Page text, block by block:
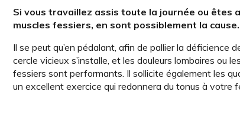
Si vous travaillez assis toute la journée ou êtes
muscles fessiers, en sont possiblement la cause.
Il se peut qu’en pédalant, afin de pallier la déficience
cercle vicieux s’installe, et les douleurs lombaires ou
fessiers sont performants. Il sollicite également les
un excellent exercice qui redonnera du tonus à votre